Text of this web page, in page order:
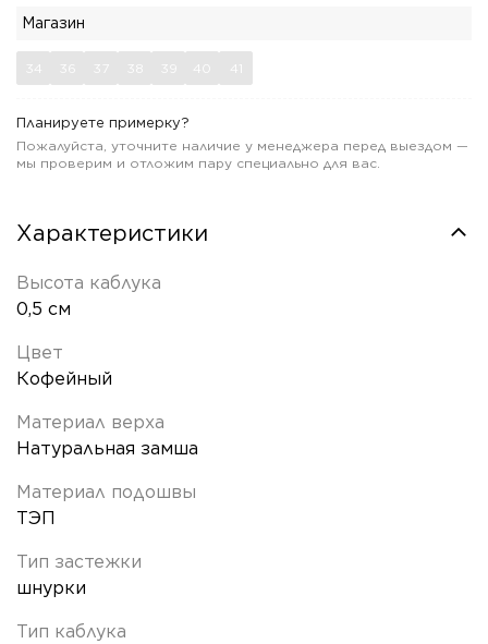
Магазин
34 36 37 38 39 40 41
Планируете примерку?
Пожалуйста, уточните наличие у менеджера перед выездом —
мы проверим и отложим пару специально для вас.
Характеристики
Высота каблука
0,5 см
Цвет
Кофейный
Материал верха
Натуральная замша
Материал подошвы
ТЭП
Тип застежки
шнурки
Тип каблука